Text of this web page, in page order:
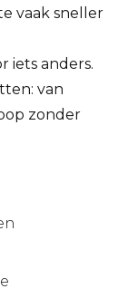
vaak sneller
iets anders.
van
zonder